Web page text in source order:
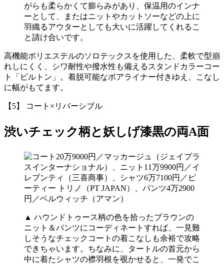
がらも柔らかくて膨らみがあり、保温用のインナ
ーとして、またはニットやカットソーなどの上に
羽織るアウターとしても大いに活躍してくれるこ
と請け合いです。
高機能ポリエステルのソロテックスを使用した、柔軟で型崩
れしにくく、シワ耐性や撥水性も備えるスタンドカラーコー
ト「ビルトン」。着脱可能なボアライナー付きゆえ、こなし
に幅がもてます。
【5】 コート×リバーシブル
渋いチェック柄と妖しげ漆黒の両A面
▲ ハウンドトゥース柄の色を拾ったブラウンの
ニット＆パンツにコーディネートすれば、一見難
しそうなチェックコートの着こなしも余裕で攻略
できちゃいます。ちなみに、タートルの首元から
中に着たシャツの襟羽根を覗かせると、一発でこ